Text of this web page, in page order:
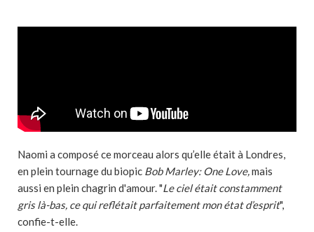
Naomi a composé ce morceau alors qu’elle était à Londres,
en plein tournage du biopic Bob Marley: One Love,mais
aussi en plein chagrin d'amour. "Le ciel était constamment
gris là-bas, ce qui reflétait parfaitement mon état d’esprit",
confie-t-elle.